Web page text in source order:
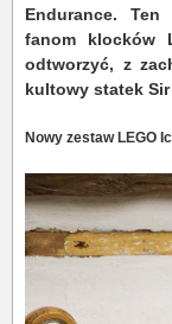
Endurance.
fanom klocków
odtworzyć, z
kultowy statek
Nowy zestaw LEGO